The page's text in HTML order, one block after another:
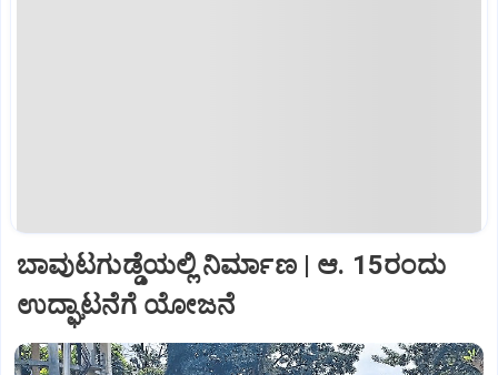
ಬಾವುಟಗುಡ್ಡೆಯಲ್ಲಿ ನಿರ್ಮಾಣ | ಆ. 15ರಂದು
ಉದ್ಘಾಟನೆಗೆ ಯೋಜನೆ